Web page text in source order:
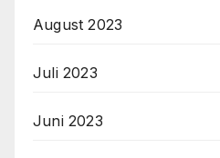
August 2023
Juli 2023
Juni 2023